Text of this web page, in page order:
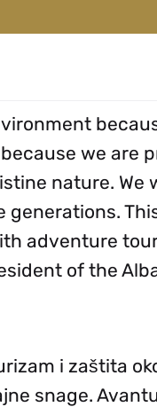
we are
nature. We
adventure
of the
i zaštita
snage.